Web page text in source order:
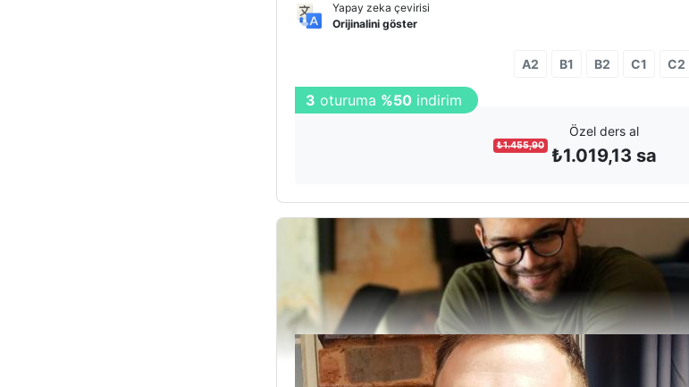
Yapay zeka çevirisi
Orijinalini göster
A2 B1 B2 C1 C2
İlk oturum %30indirimli
Özel ders al
₺1.455,90 ₺1.019,13 sa